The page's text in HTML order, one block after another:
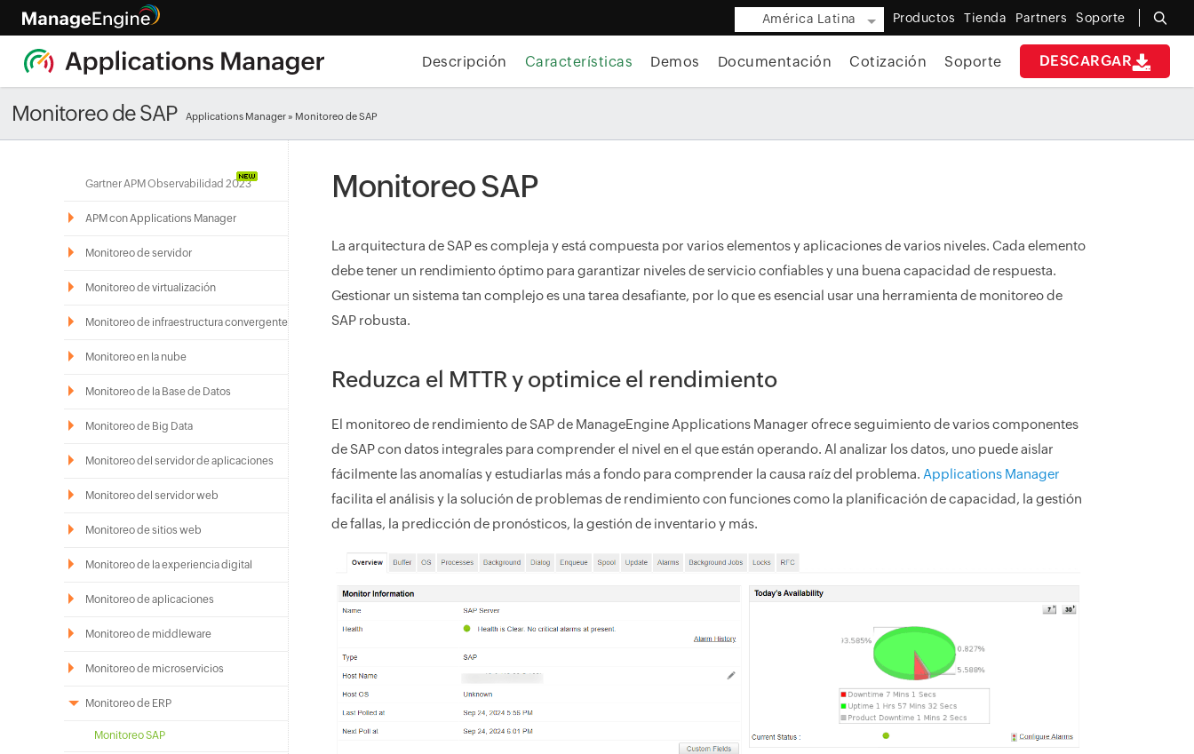
América Latina Productos Tienda Partners Soporte
DESCARGAR
Descripción Características Demos Documentación Cotización Soporte
Monitoreo de SAP Applications Manager » Monitoreo de SAP
Gartner APM Observabilidad 2023
APM con Applications Manager
Monitoreo de servidor
Monitoreo de virtualización
Monitoreo de infraestructura convergente
Monitoreo en la nube
Monitoreo de la Base de Datos
Monitoreo de Big Data
Monitoreo del servidor de aplicaciones
Monitoreo del servidor web
Monitoreo de sitios web
Monitoreo de la experiencia digital
Monitoreo de aplicaciones
Monitoreo de middleware
Monitoreo de microservicios
Monitoreo de ERP
Monitoreo SAP
Monitoreo SAP
La arquitectura de SAP es compleja y está compuesta por varios elementos y aplicaciones de varios niveles. Cada elemento
debe tener un rendimiento óptimo para garantizar niveles de servicio confiables y una buena capacidad de respuesta.
Gestionar un sistema tan complejo es una tarea desafiante, por lo que es esencial usar una herramienta de monitoreo de
SAP robusta.
Reduzca el MTTR y optimice el rendimiento
El monitoreo de rendimiento de SAP de ManageEngine Applications Manager ofrece seguimiento de varios componentes
de SAP con datos integrales para comprender el nivel en el que están operando. Al analizar los datos, uno puede aislar
fácilmente las anomalías y estudiarlas más a fondo para comprender la causa raíz del problema. Applications Manager
facilita el análisis y la solución de problemas de rendimiento con funciones como la planificación de capacidad, la gestión
de fallas, la predicción de pronósticos, la gestión de inventario y más.